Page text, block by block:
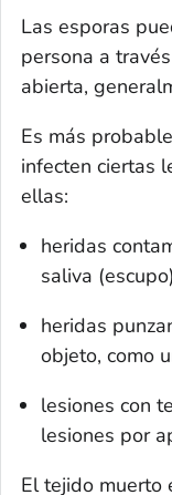
Las esporas
persona a
abierta,
Es más
infecten ciertas
ellas:
heridas
saliva (escupo)
heridas
objeto, como
lesiones con
lesiones por
El tejido muerto